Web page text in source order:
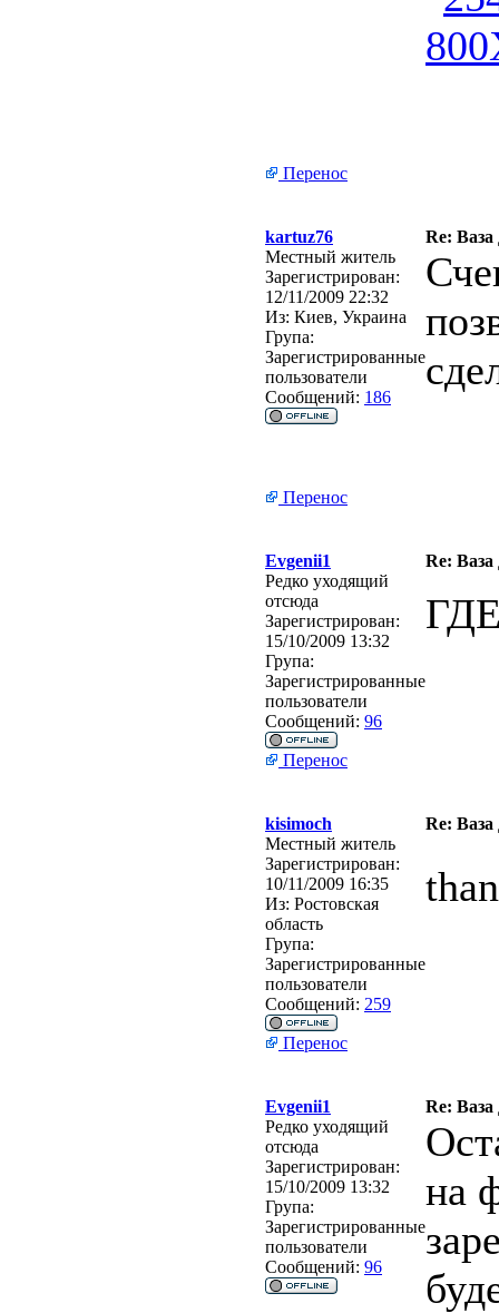
Перенос
kartuz76
Re:
Местный житель
Зарегистрирован:
12/11/2009 22:32
Из: Киев, Украина
Група:
Зарегистрированные
пользователи
Сообщений: 186
Перенос
Evgenii1
Re:
Редко уходящий
отсюда
Зарегистрирован:
15/10/2009 13:32
Група:
Зарегистрированные
пользователи
Сообщений: 96
Перенос
kisimoch
Re:
Местный житель
Зарегистрирован:
10/11/2009 16:35
Из: Ростовская
область
Група:
Зарегистрированные
пользователи
Сообщений: 259
Перенос
Evgenii1
Re:
Редко уходящий
отсюда
Зарегистрирован:
15/10/2009 13:32
Група:
Зарегистрированные
пользователи
Сообщений: 96
на